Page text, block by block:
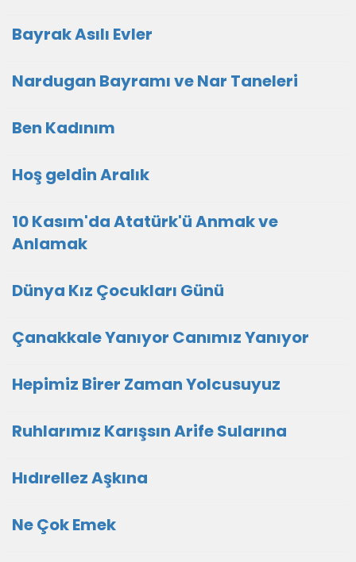
Bayrak Asılı Evler
Nardugan Bayramı ve Nar Taneleri
Ben Kadınım
Hoş geldin Aralık
10 Kasım'da Atatürk'ü Anmak ve
Anlamak
Dünya Kız Çocukları Günü
Çanakkale Yanıyor Canımız Yanıyor
Hepimiz Birer Zaman Yolcusuyuz
Ruhlarımız Karışsın Arife Sularına
Hıdırellez Aşkına
Ne Çok Emek